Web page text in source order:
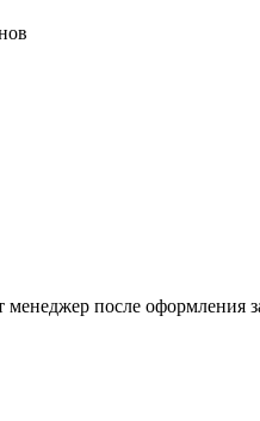
после оформления